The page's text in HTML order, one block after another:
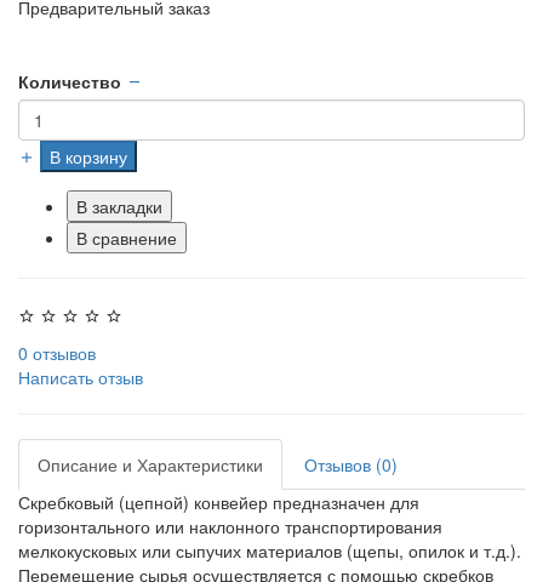
Предварительный заказ
Количество
В корзину
В закладки
В сравнение
0 отзывов
Написать отзыв
Описание и Характеристики
Отзывов (0)
Скребковый (цепной) конвейер предназначен для
горизонтального или наклонного транспортирования
мелкокусковых или сыпучих материалов (щепы, опилок и т.д.).
Перемещение сырья осуществляется с помощью скребков